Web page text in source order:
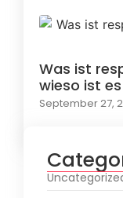
Was ist
wieso ist
September 27,